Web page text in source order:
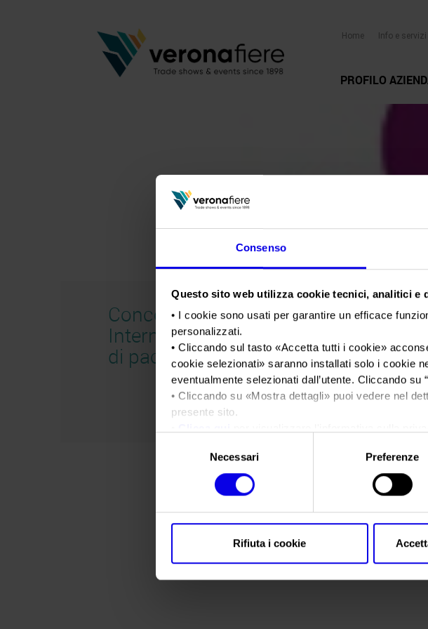
Consenso
Questo sito web utilizza cookie tecnici, analitici e
• I cookie sono usati per garantire un efficace
personalizzati.
• Cliccando sul tasto «Accetta tutti i cookie»
cookie selezionati» saranno installati solo i cookie
eventualmente selezionati dall’utente. Cliccando su “
• Cliccando su «Mostra dettagli» puoi vedere nel
presente sito.
Necessari Preferenze
Rifiuta i cookie
Home Info e servizi
PROFILO
Concorso
Internazionale
di packaging
Sei in:Concorso